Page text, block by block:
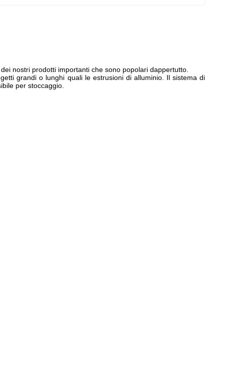
nostri prodotti importanti che sono popolari dappertutto.
grandi o lunghi quali le estrusioni di alluminio. Il sistema di
per stoccaggio.